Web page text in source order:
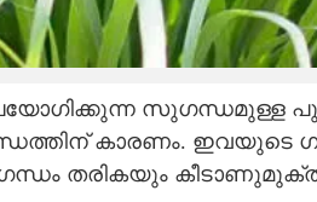
സുഗന്ധമുള്ള
കാരണം. ഇവയുടെ
തരികയും